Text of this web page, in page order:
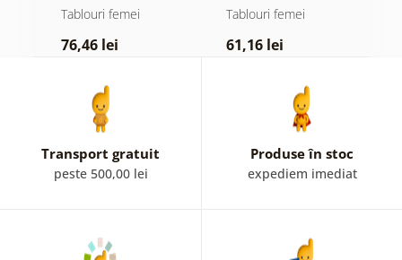
Tablouri femei
76,46 lei
Tablouri femei
61,16 lei
Transport gratuit
peste 500,00 lei
Produse în stoc
expediem imediat